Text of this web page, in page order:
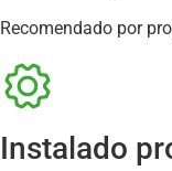
Recomendado por
Instalado